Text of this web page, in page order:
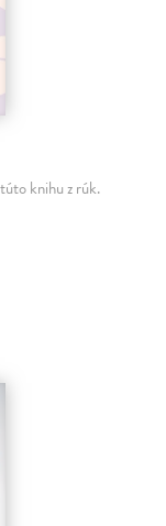
knihu z rúk.